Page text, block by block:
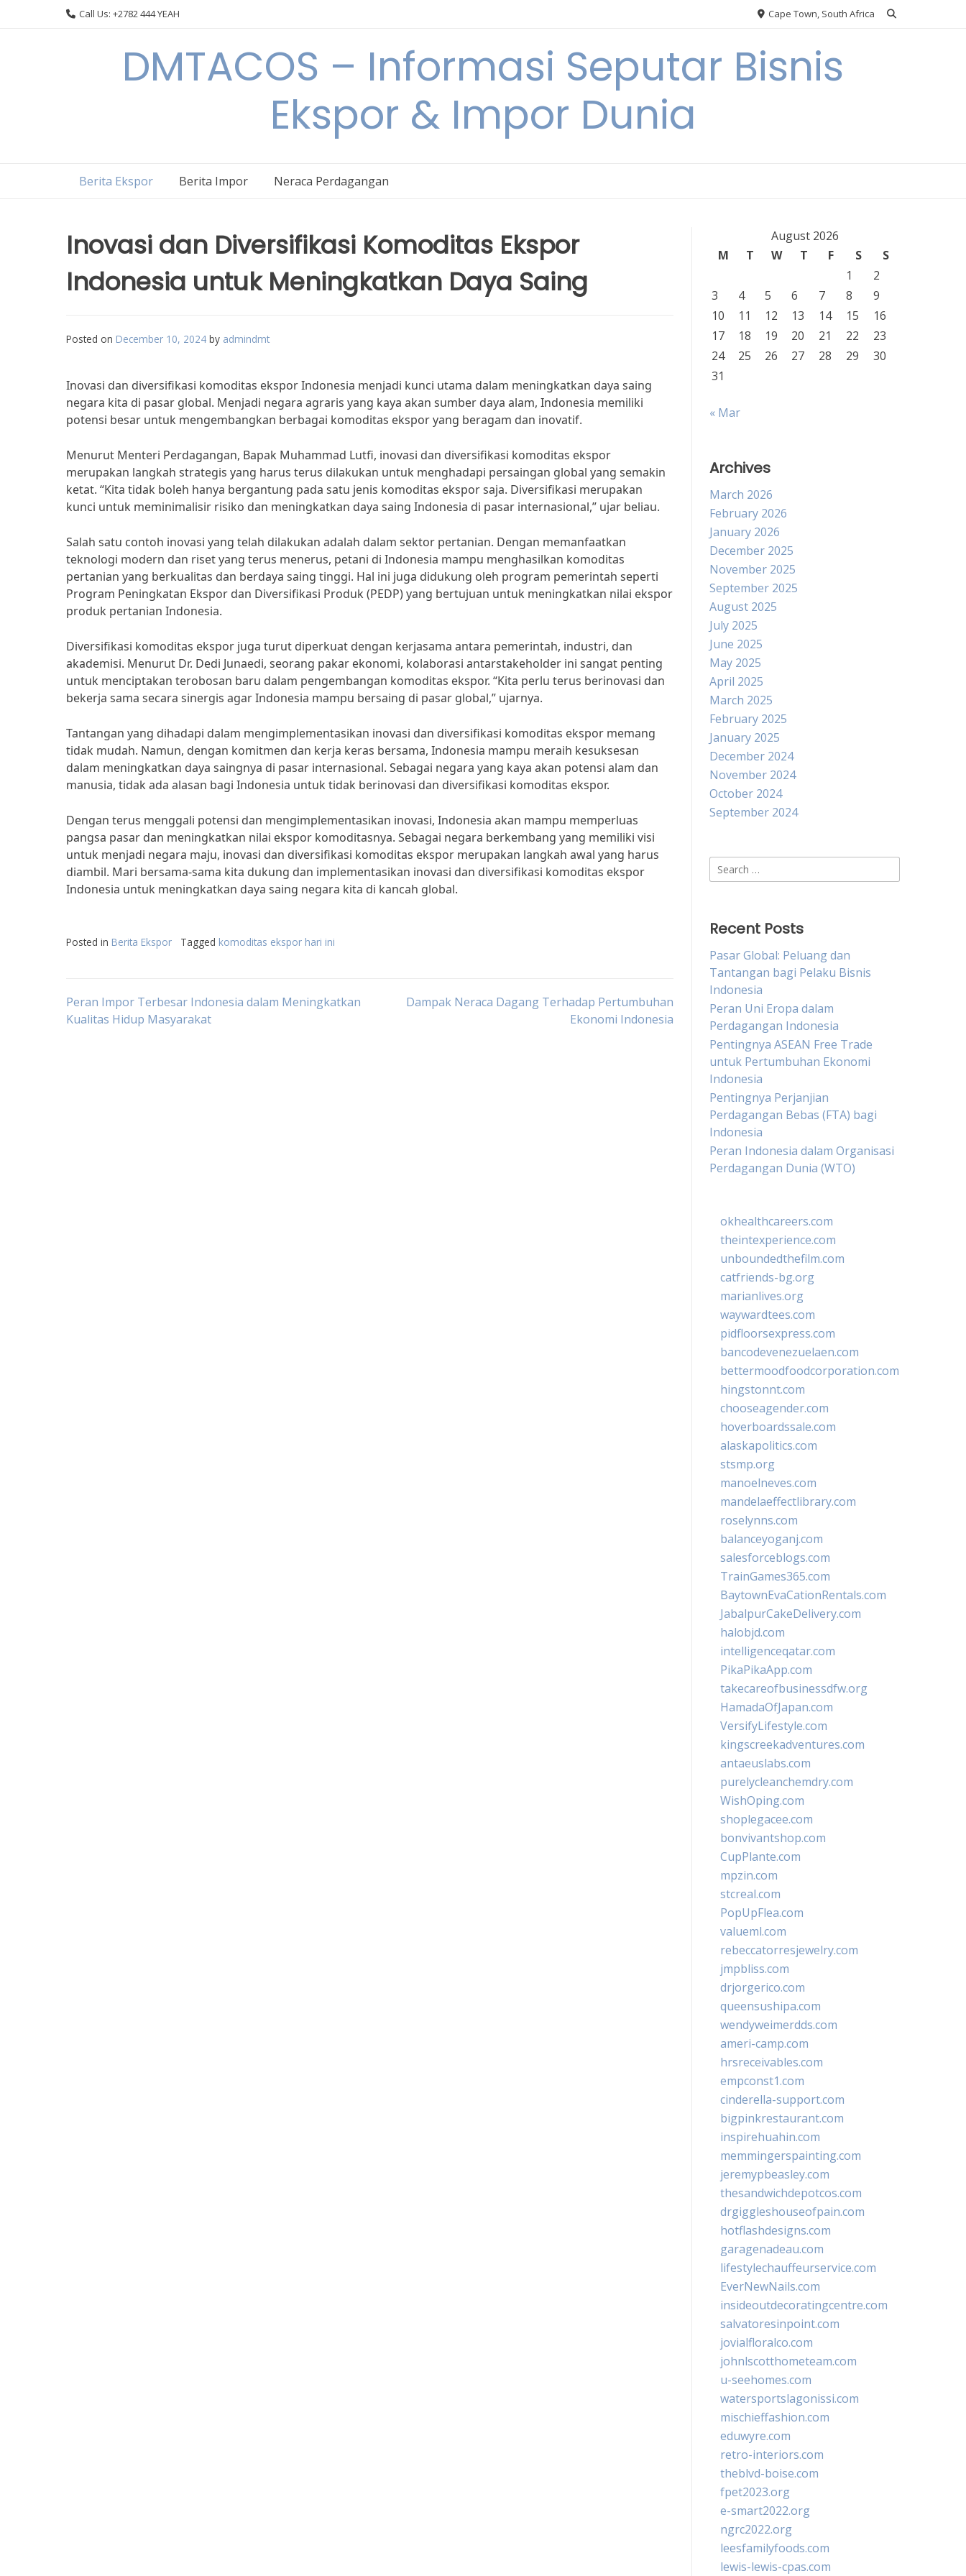
Call Us: +2782 444 YEAH Cape Town, South Africa
DMTACOS – Informasi Seputar Bisnis
Ekspor & Impor Dunia
Berita Ekspor Berita Impor Neraca Perdagangan
Inovasi dan Diversifikasi Komoditas Ekspor
Indonesia untuk Meningkatkan Daya Saing
Posted on December 10, 2024 by admindmt
Inovasi dan diversifikasi komoditas ekspor Indonesia menjadi kunci utama dalam meningkatkan daya saing
negara kita di pasar global. Menjadi negara agraris yang kaya akan sumber daya alam, Indonesia memiliki
potensi besar untuk mengembangkan berbagai komoditas ekspor yang beragam dan inovatif.
Menurut Menteri Perdagangan, Bapak Muhammad Lutfi, inovasi dan diversifikasi komoditas ekspor
merupakan langkah strategis yang harus terus dilakukan untuk menghadapi persaingan global yang semakin
ketat. “Kita tidak boleh hanya bergantung pada satu jenis komoditas ekspor saja. Diversifikasi merupakan
kunci untuk meminimalisir risiko dan meningkatkan daya saing Indonesia di pasar internasional,” ujar beliau.
Salah satu contoh inovasi yang telah dilakukan adalah dalam sektor pertanian. Dengan memanfaatkan
teknologi modern dan riset yang terus menerus, petani di Indonesia mampu menghasilkan komoditas
pertanian yang berkualitas dan berdaya saing tinggi. Hal ini juga didukung oleh program pemerintah seperti
Program Peningkatan Ekspor dan Diversifikasi Produk (PEDP) yang bertujuan untuk meningkatkan nilai ekspor
produk pertanian Indonesia.
Diversifikasi komoditas ekspor juga turut diperkuat dengan kerjasama antara pemerintah, industri, dan
akademisi. Menurut Dr. Dedi Junaedi, seorang pakar ekonomi, kolaborasi antarstakeholder ini sangat penting
untuk menciptakan terobosan baru dalam pengembangan komoditas ekspor. “Kita perlu terus berinovasi dan
bekerja sama secara sinergis agar Indonesia mampu bersaing di pasar global,” ujarnya.
Tantangan yang dihadapi dalam mengimplementasikan inovasi dan diversifikasi komoditas ekspor memang
tidak mudah. Namun, dengan komitmen dan kerja keras bersama, Indonesia mampu meraih kesuksesan
dalam meningkatkan daya saingnya di pasar internasional. Sebagai negara yang kaya akan potensi alam dan
manusia, tidak ada alasan bagi Indonesia untuk tidak berinovasi dan diversifikasi komoditas ekspor.
Dengan terus menggali potensi dan mengimplementasikan inovasi, Indonesia akan mampu memperluas
pangsa pasar dan meningkatkan nilai ekspor komoditasnya. Sebagai negara berkembang yang memiliki visi
untuk menjadi negara maju, inovasi dan diversifikasi komoditas ekspor merupakan langkah awal yang harus
diambil. Mari bersama-sama kita dukung dan implementasikan inovasi dan diversifikasi komoditas ekspor
Indonesia untuk meningkatkan daya saing negara kita di kancah global.
Posted in Berita Ekspor Tagged komoditas ekspor hari ini
Post
Peran Impor Terbesar Indonesia dalam Meningkatkan
Kualitas Hidup Masyarakat
Dampak Neraca Dagang Terhadap Pertumbuhan
Ekonomi Indonesia
August 2026
M
T W T F S
S
1
2
3
4 5 6 7 8
9
10
11 12 13 14 15
16
17
18 19 20 21 22
23
24
25 26 27 28 29
30
31
« Mar
Archives
March 2026
February 2026
January 2026
December 2025
November 2025
September 2025
August 2025
July 2025
June 2025
May 2025
April 2025
March 2025
February 2025
January 2025
December 2024
November 2024
October 2024
September 2024
Search
for:
Recent Posts
Pasar Global: Peluang dan
Tantangan bagi Pelaku Bisnis
Indonesia
Peran Uni Eropa dalam
Perdagangan Indonesia
Pentingnya ASEAN Free Trade
untuk Pertumbuhan Ekonomi
Indonesia
Pentingnya Perjanjian
Perdagangan Bebas (FTA) bagi
Indonesia
Peran Indonesia dalam Organisasi
Perdagangan Dunia (WTO)
okhealthcareers.com
theintexperience.com
unboundedthefilm.com
catfriends-bg.org
marianlives.org
waywardtees.com
pidfloorsexpress.com
bancodevenezuelaen.com
bettermoodfoodcorporation.com
hingstonnt.com
chooseagender.com
hoverboardssale.com
alaskapolitics.com
stsmp.org
manoelneves.com
mandelaeffectlibrary.com
roselynns.com
balanceyoganj.com
salesforceblogs.com
TrainGames365.com
BaytownEvaCationRentals.com
JabalpurCakeDelivery.com
halobjd.com
intelligenceqatar.com
PikaPikaApp.com
takecareofbusinessdfw.org
HamadaOfJapan.com
VersifyLifestyle.com
kingscreekadventures.com
antaeuslabs.com
purelycleanchemdry.com
WishOping.com
shoplegacee.com
bonvivantshop.com
CupPlante.com
mpzin.com
stcreal.com
PopUpFlea.com
valueml.com
rebeccatorresjewelry.com
jmpbliss.com
drjorgerico.com
queensushipa.com
wendyweimerdds.com
ameri-camp.com
hrsreceivables.com
empconst1.com
cinderella-support.com
bigpinkrestaurant.com
inspirehuahin.com
memmingerspainting.com
jeremypbeasley.com
thesandwichdepotcos.com
drgiggleshouseofpain.com
hotflashdesigns.com
garagenadeau.com
lifestylechauffeurservice.com
EverNewNails.com
insideoutdecoratingcentre.com
salvatoresinpoint.com
jovialfloralco.com
johnlscotthometeam.com
u-seehomes.com
watersportslagonissi.com
mischieffashion.com
eduwyre.com
retro-interiors.com
theblvd-boise.com
fpet2023.org
e-smart2022.org
ngrc2022.org
leesfamilyfoods.com
lewis-lewis-cpas.com